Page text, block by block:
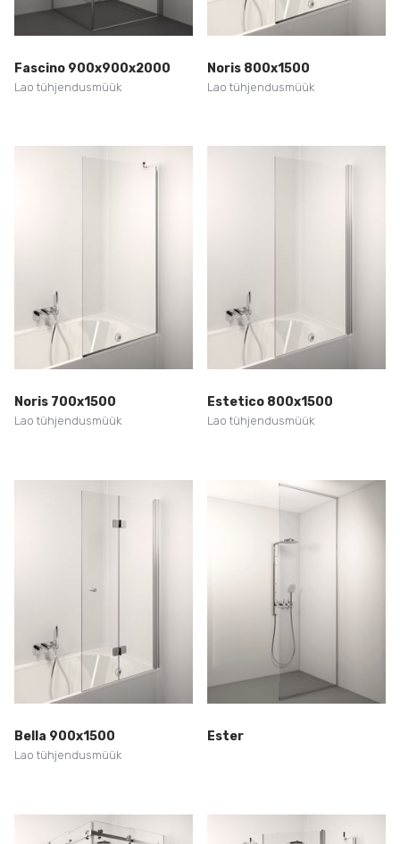
Fascino 900x900x2000
Lao tühjendusmüük
Noris 800x1500
Lao tühjendusmüük
Noris 700x1500
Lao tühjendusmüük
Estetico 800x1500
Lao tühjendusmüük
Bella 900x1500
Lao tühjendusmüük
Ester